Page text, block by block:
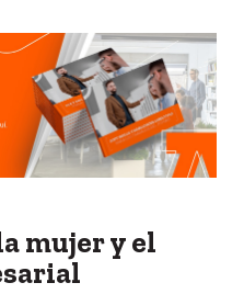
mujer y el